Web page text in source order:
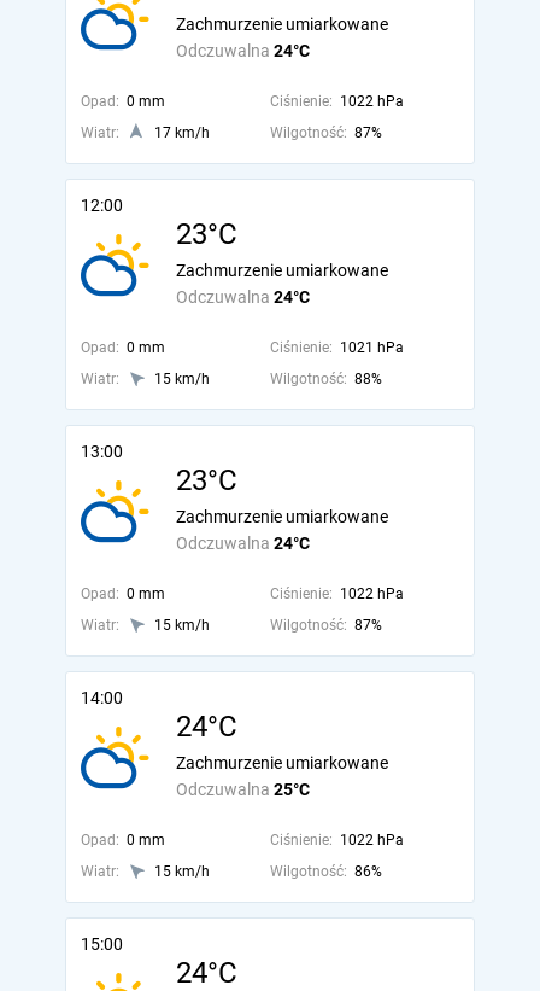
Odczuwalna 24°C
Zachmurzenie umiarkowane
Opad: 0 mm Ciśnienie: 1022 hPa
Wiatr:
17 km/h Wilgotność: 87%
12:00
23°C
Odczuwalna 24°C
Zachmurzenie umiarkowane
Opad: 0 mm Ciśnienie: 1021 hPa
Wiatr:
15 km/h Wilgotność: 88%
13:00
23°C
Odczuwalna 24°C
Zachmurzenie umiarkowane
Opad: 0 mm Ciśnienie: 1022 hPa
Wiatr:
15 km/h Wilgotność: 87%
14:00
24°C
Odczuwalna 25°C
Zachmurzenie umiarkowane
Opad: 0 mm Ciśnienie: 1022 hPa
Wiatr:
15 km/h Wilgotność: 86%
15:00
24°C